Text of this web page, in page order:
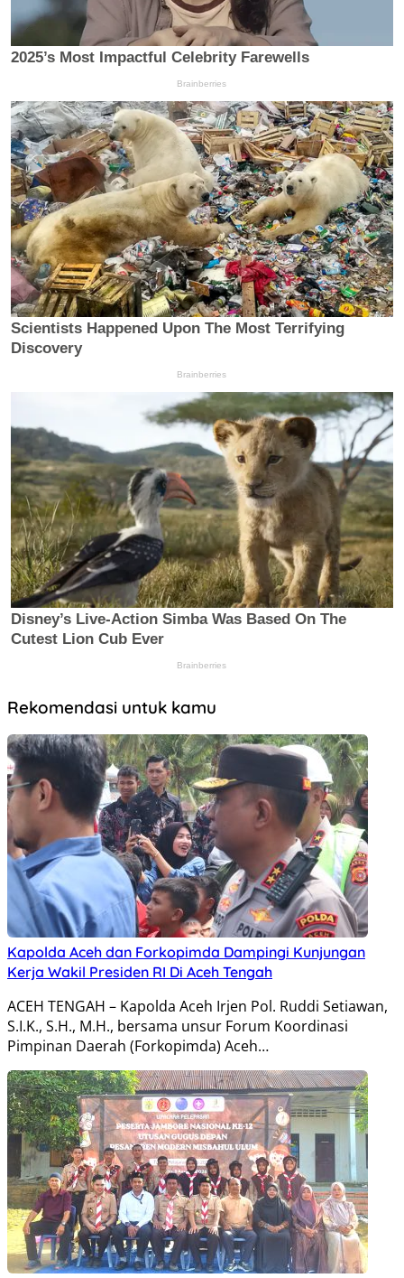
Rekomendasi untuk kamu
Kapolda Aceh dan Forkopimda Dampingi Kunjungan
Kerja Wakil Presiden RI Di Aceh Tengah
ACEH TENGAH – Kapolda Aceh Irjen Pol. Ruddi Setiawan,
S.I.K., S.H., M.H., bersama unsur Forum Koordinasi
Pimpinan Daerah (Forkopimda) Aceh…